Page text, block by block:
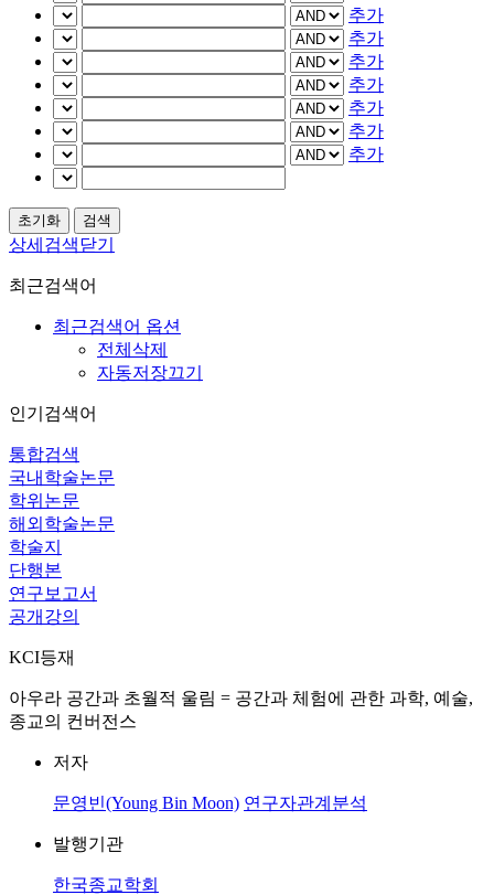
추가
추가
추가
추가
추가
추가
추가
상세검색닫기
최근검색어
최근검색어 옵션
전체삭제
자동저장끄기
인기검색어
통합검색
국내학술논문
학위논문
해외학술논문
학술지
단행본
연구보고서
공개강의
KCI등재
아우라 공간과 초월적 울림 = 공간과 체험에 관한 과학, 예술,
종교의 컨버전스
저자
문영빈(Young Bin Moon) 연구자관계분석
발행기관
한국종교학회